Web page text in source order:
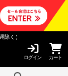
く）
ログイン カート